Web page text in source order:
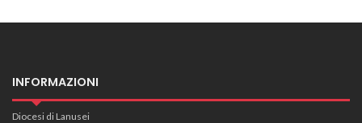
INFORMAZIONI
Diocesi di Lanusei